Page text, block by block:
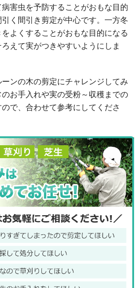
害虫を予防することがおもな目的
く間引き剪定が中心です。一方冬
よくすることがおもな目的になる
えて実がつきやすいようにしま
ンの木の剪定にチャレンジしてみ
お手入れや実の受粉～収穫までの
で、合わせて参考にしてくださ